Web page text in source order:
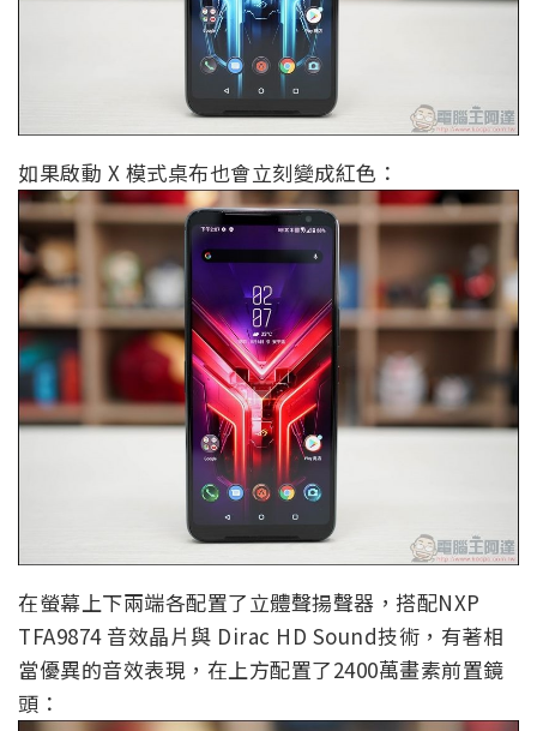
如果啟動 X 模式桌布也會立刻變成紅色：
在螢幕上下兩端各配置了立體聲揚聲器，搭配NXP
TFA9874 音效晶片與 Dirac HD Sound技術，有著相
當優異的音效表現，在上方配置了2400萬畫素前置鏡
頭：